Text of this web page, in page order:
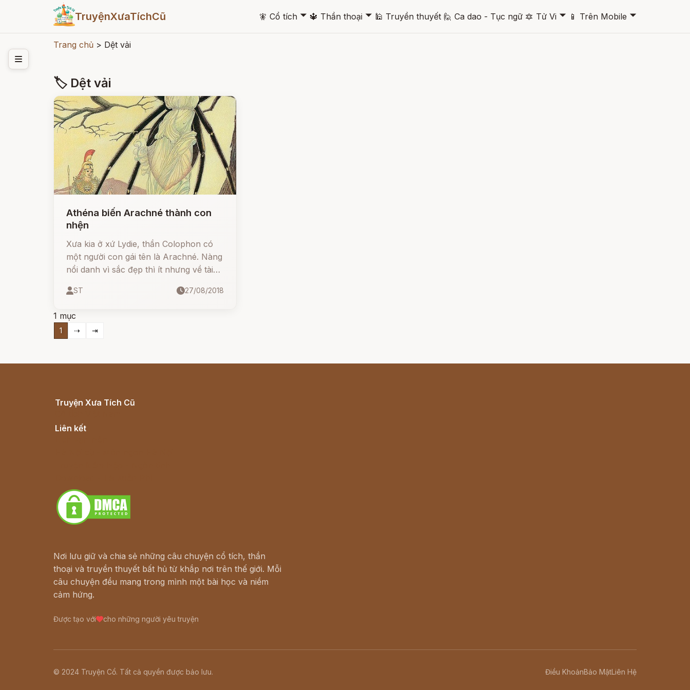
TruyệnXưaTíchCũ 🧚 Cổ tích 🞃 🔱 Thần thoại 🞃 🕌 Truyền thuyết 🙋 Ca dao - Tục ngữ 🔯 Tử Vi 🞃 📱 Trên Mobile 🞃
Trang chủ > Dệt vải
🏷 Dệt vải
Athéna biến Arachné thành con
nhện
Xưa kia ở xứ Lydie, thần Colophon có
một người con gái tên là Arachné. Nàng
nổi danh vì sắc đẹp thì ít nhưng về tài
người phụ nữ xứ Lydie nào có thể sánh
ST 27/08/2018
1 mục
1 ⇢ ⇥
Truyện Xưa Tích Cũ
Liên kết
Nơi lưu giữ và chia sẻ những câu chuyện cổ tích, thần
thoại và truyền thuyết bất hủ từ khắp nơi trên thế giới. Mỗi
câu chuyện đều mang trong mình một bài học và niềm
cảm hứng.
Được tạo với cho những người yêu truyện
© 2024 Truyện Cổ. Tất cả quyền được bảo lưu. Điều KhoảnBảo MậtLiên Hệ